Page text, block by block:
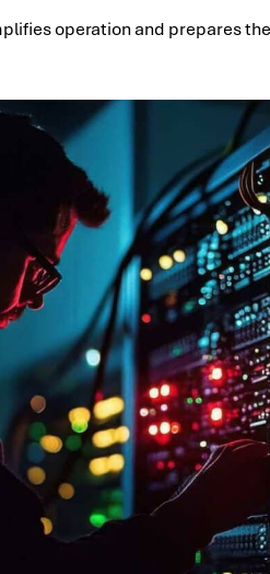
operation and prepares